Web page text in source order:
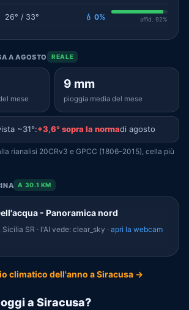
26° / 33° 💧 0% affid. 92%
A AGOSTO REALE
mese
9 mm
pioggia media del mese
~31°:+3,6° sopra la normadi agosto
rianalisi 20CRv3 e GPCC (1806–2015), cella più
A 30.1 KM
- Panoramica nord
Sicilia SR · l'AI vede: clear_sky · apri la webcam
climatico dell'anno a Siracusa →
a Siracusa?